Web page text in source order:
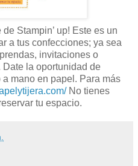
Stampin’ up! Este es un
a tus confecciones; ya sea
invitaciones o
la oportunidad de
mano en papel. Para más
No tienes
tu espacio.